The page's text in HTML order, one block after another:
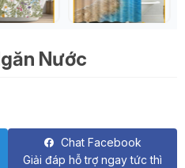
Nước
Chat Facebook
Giải đáp hỗ trợ ngay tức thì